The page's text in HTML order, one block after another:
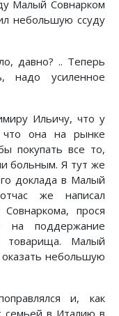
Малый Совнарком
небольшую ссуду
давно? .. Теперь
надо усиленное
Ильичу, что у
она на рынке
покупать все то,
больным. Я тут же
доклада в Малый
же написал
прося
на поддержание
товарища. Малый
небольшую
и, как
семьей в Италию в